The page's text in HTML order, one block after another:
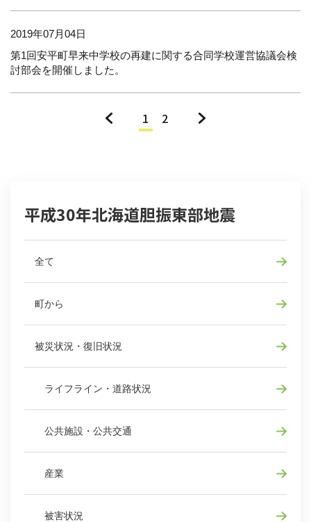
2019年07月04日
第1回安平町早来中学校の再建に関する合同学校運営協議会検
討部会を開催しました。
« 1 2 »
平成30年北海道胆振東部地震
全て
町から
被災状況・復旧状況
ライフライン・道路状況
公共施設・公共交通
産業
被害状況